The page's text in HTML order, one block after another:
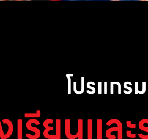
โปรแกรม
เรียนแล